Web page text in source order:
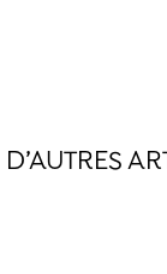
D’AUTRES